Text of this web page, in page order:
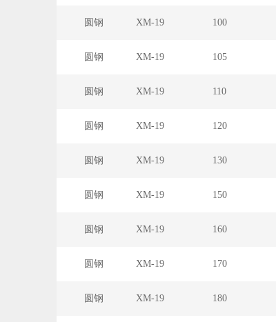
圆钢 XM-19 100
圆钢 XM-19 105
圆钢 XM-19 110
圆钢 XM-19 120
圆钢 XM-19 130
圆钢 XM-19 150
圆钢 XM-19 160
圆钢 XM-19 170
圆钢 XM-19 180